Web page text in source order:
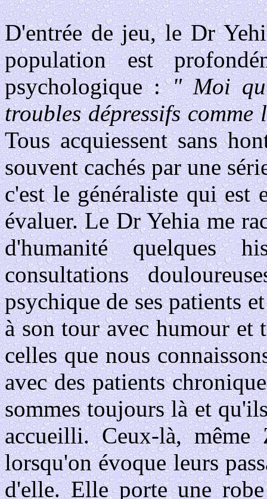
D'entrée de jeu, le Dr
population est
psychologique :" Moi
troubles dépressifs
Tous acquiessent sans
souvent cachés par une
c'est le généraliste qui est
évaluer. Le Dr Yehia me
d'humanité quelques
consultations
psychique de ses patients
à son tour avec humour et
celles que nous
avec des patients
sommes toujours là et
accueilli. Ceux-là,
lorsqu'on évoque leurs
d'elle. Elle porte une